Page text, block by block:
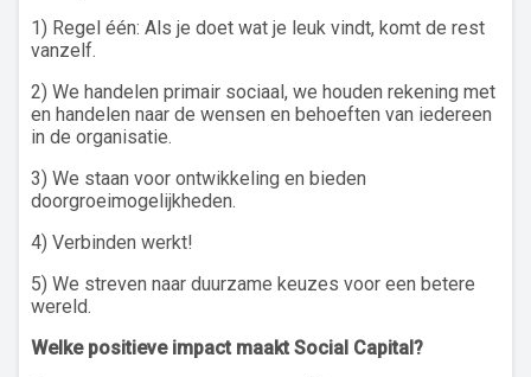
1) Regel één: Als je doet wat je leuk vindt, komt de rest
vanzelf.
2) We handelen primair sociaal, we houden rekening met
en handelen naar de wensen en behoeften van iedereen
in de organisatie.
3) We staan voor ontwikkeling en bieden
doorgroeimogelijkheden.
4) Verbinden werkt!
5) We streven naar duurzame keuzes voor een betere
wereld.
Welke positieve impact maakt Social Capital ?